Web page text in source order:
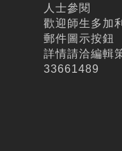
人士參閱
歡迎師生多加
郵件圖示按鈕
詳情請洽編輯
33661489